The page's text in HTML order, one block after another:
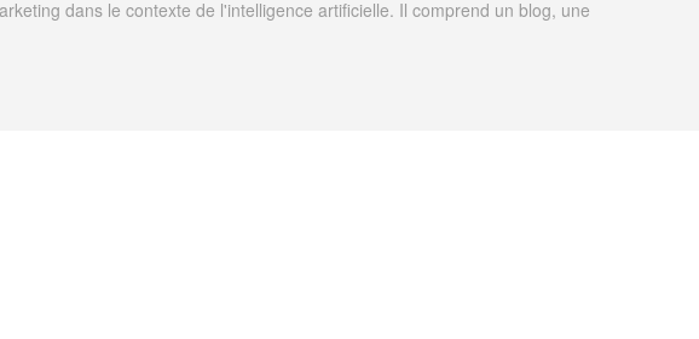
dans le contexte de l'intelligence artificielle. Il comprend un blog, une